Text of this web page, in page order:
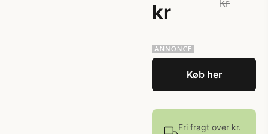
kr
kr
Køb her
Fri fragt over kr.